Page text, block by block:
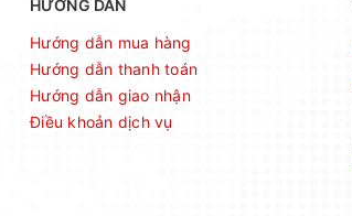
HƯỚNG DẪN
Hướng dẫn mua hàng
Hướng dẫn thanh toán
Hướng dẫn giao nhận
Điều khoản dịch vụ